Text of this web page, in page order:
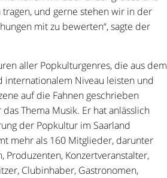
und gerne stehen wir in der
mit zu bewerten“, sagte der
aller Popkulturgenres, die aus dem
internationalem Niveau leisten und
auf die Fahnen geschrieben
Thema Musik. Er hat anlässlich
der Popkultur im Saarland
mehr als 160 Mitglieder, darunter
Produzenten, Konzertveranstalter,
Clubinhaber, Gastronomen,